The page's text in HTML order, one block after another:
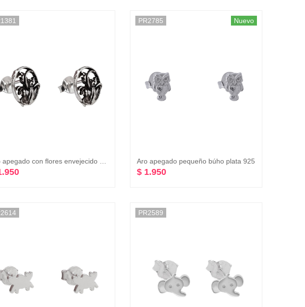
PR2785 Nuevo
Aro apegado pequeño búho plata 925
$ 1.950
PR2589